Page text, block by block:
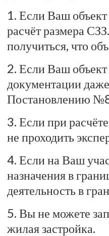
1. Если Ваш объект
расчёт размера
получиться, что
2. Если Ваш объект
документации
Постановлению
3. Если при
не проходить
4. Если на Ваш
назначения в
деятельность в
5. Вы не можете
жилая застройка.